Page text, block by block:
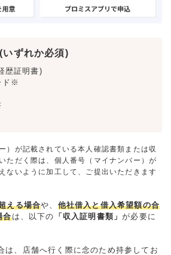
ずれか必須)
歴証明書)
ド※
）が記載されている本人確認書類または収
ただく際は、個人番号（マイナンバー）が
ないように加工して、ご提出いただきます
える場合や、 他社借入と借入希望額の合
合は、以下の 「収入証明書類」が必要に
は、店舗へ行く際に念のため持参してお